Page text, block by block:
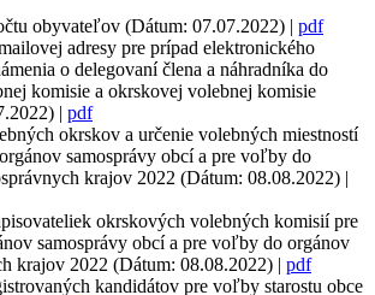
obyvateľov (Dátum: 07.07.2022) | pdf
adresy pre prípad elektronického
o delegovaní člena a náhradníka do
komisie a okrskovej volebnej komisie
| pdf
okrskov a určenie volebných miestností
samosprávy obcí a pre voľby do
krajov 2022 (Dátum: 08.08.2022) |
okrskových volebných komisií pre
samosprávy obcí a pre voľby do orgánov
krajov 2022 (Dátum: 08.08.2022) | pdf
kandidátov pre voľby starostu obce